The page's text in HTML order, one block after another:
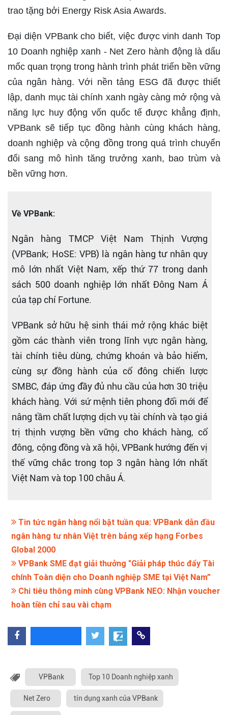
trao tặng bởi Energy Risk Asia Awards.
Đại diện VPBank cho biết, việc được vinh danh Top
10 Doanh nghiệp xanh - Net Zero hành động là dấu
mốc quan trọng trong hành trình phát triển bền vững
của ngân hàng. Với nền tảng ESG đã được thiết
lập, danh mục tài chính xanh ngày càng mở rộng và
năng lực huy động vốn quốc tế được khẳng định,
VPBank sẽ tiếp tục đồng hành cùng khách hàng,
doanh nghiệp và cộng đồng trong quá trình chuyển
đổi sang mô hình tăng trưởng xanh, bao trùm và
bền vững hơn.
Về VPBank:
Ngân hàng TMCP Việt Nam Thịnh Vượng
(VPBank; HoSE: VPB) là ngân hàng tư nhân quy
mô lớn nhất Việt Nam, xếp thứ 77 trong danh
sách 500 doanh nghiệp lớn nhất Đông Nam Á
của tạp chí Fortune.
VPBank sở hữu hệ sinh thái mở rộng khác biệt
gồm các thành viên trong lĩnh vực ngân hàng,
tài chính tiêu dùng, chứng khoán và bảo hiểm,
cùng sự đồng hành của cổ đông chiến lược
SMBC, đáp ứng đầy đủ nhu cầu của hơn 30 triệu
khách hàng. Với sứ mệnh tiên phong đổi mới để
nâng tầm chất lượng dịch vụ tài chính và tạo giá
trị thịnh vượng bền vững cho khách hàng, cổ
đông, cộng đồng và xã hội, VPBank hướng đến vị
thế vững chắc trong top 3 ngân hàng lớn nhất
Việt Nam và top 100 châu Á.
Tin tức ngân hàng nổi bật tuần qua: VPBank dẫn đầu
ngân hàng tư nhân Việt trên bảng xếp hạng Forbes
Global 2000
VPBank SME đạt giải thưởng "Giải pháp thúc đẩy Tài
chính Toàn diện cho Doanh nghiệp SME tại Việt Nam”
Chi tiêu thông minh cùng VPBank NEO: Nhận voucher
hoàn tiền chỉ sau vài chạm
VPBank Top 10 Doanh nghiệp xanh
Net Zero tín dụng xanh của VPBank